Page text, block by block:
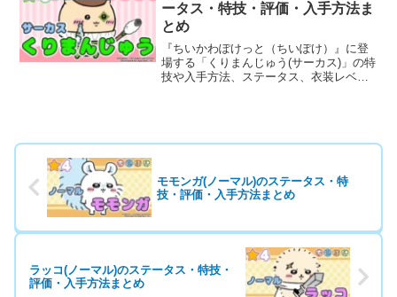
ータス・特技・評価・入手方法ま
とめ
『ちいかわぽけっと（ちいぽけ）』に登
場する「くりまんじゅう(サーカス)」の特
技や入手方法、ステータス、衣装レベル
モモンガ(ノーマル)のステータス・特
技・評価・入手方法まとめ
ラッコ(ノーマル)のステータス・特技・
評価・入手方法まとめ